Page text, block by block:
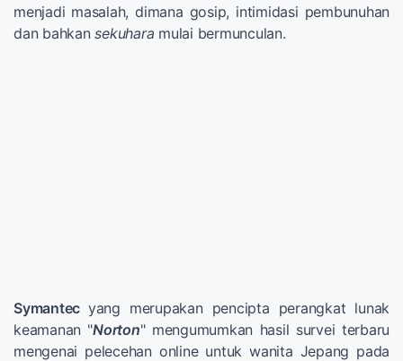
menjadi masalah, dimana gosip, intimidasi pembunuhan
dan bahkansekuhara mulai bermunculan.
Symantec yang merupakan pencipta perangkat lunak
keamanan "Norton" mengumumkan hasil survei terbaru
mengenai pelecehan online untuk wanita Jepang pada